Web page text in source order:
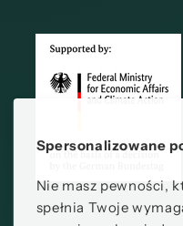
Spersonalizowane
Nie masz pewności,
spełnia Twoje